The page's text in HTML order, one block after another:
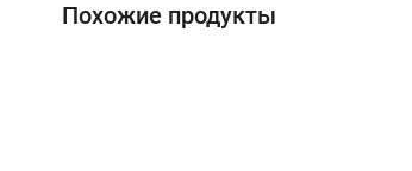
Похожие продукты